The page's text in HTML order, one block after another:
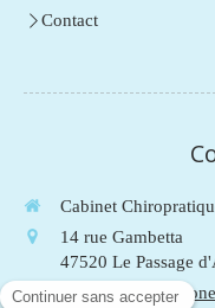
Contact
Cabinet
14 rue Gambetta
47520 Le Passage
Afficher le téléphone